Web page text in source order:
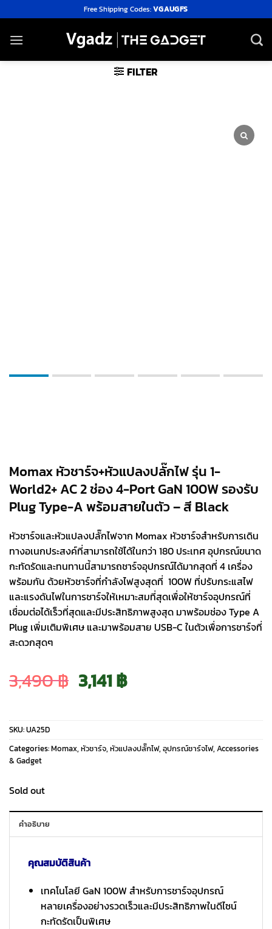
to
content
Free Shipping Codes:VGAUGFS
FILTER
Momax หัวชาร์จ+หัวแปลงปลั๊กไฟ รุ่น 1-
World2+ AC 2 ช่อง 4-Port GaN 100W รองรับ
Plug Type-A พร้อมสายในตัว – สี Black
หัวชาร์จและหัวแปลงปลั๊กไฟจาก Momax หัวชาร์จสำหรับการเดิน
ทางอเนกประสงค์ที่สามารถใช้ได้ในกว่า 180 ประเทศ อุปกรณ์ขนาด
กะทัดรัดและทนทานนี้สามารถชาร์จอุปกรณ์ได้มากสุดที่ 4 เครื่อง
พร้อมกัน ด้วยหัวชาร์จที่กำลังไฟสูงสุดที่ 100W ที่ปรับกระแสไฟ
และแรงดันไฟในการชาร์จให้เหมาะสมที่สุดเพื่อให้ชาร์จอุปกรณ์ที่
เชื่อมต่อได้เร็วที่สุดและมีประสิทธิภาพสูงสุด มาพร้อมช่อง Type A
Plug เพิ่มเติมพิเศษ และมาพร้อมสาย USB-C ในตัวเพื่อการชาร์จที่
สะดวกสุดๆ
3,490฿ Original
price
was:
3,141฿Current
price
is:
SKU:UA25D
Categories:Momax, หัวชาร์จ, หัวแปลงปลั๊กไฟ, อุปกรณ์ชาร์จไฟ, Accessories
& Gadget
Sold out
คำอธิบาย
คุณสมบัติสินค้า
เทคโนโลยี GaN 100W สำหรับการชาร์จอุปกรณ์
หลายเครื่องอย่างรวดเร็วและมีประสิทธิภาพในดีไซน์
กะทัดรัดเป็นพิเศษ